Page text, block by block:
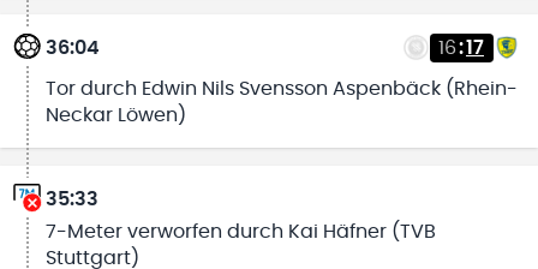
36:04 16:17
Tor durch Edwin Nils Svensson Aspenbäck (Rhein-
Neckar Löwen)
35:33
7-Meter verworfen durch Kai Häfner (TVB
Stuttgart)